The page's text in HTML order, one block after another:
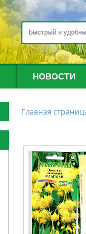
НОВОСТИ
Главная